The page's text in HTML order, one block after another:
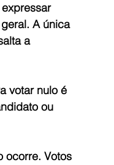
A única
a
votar nulo é
ou
ocorre. Votos